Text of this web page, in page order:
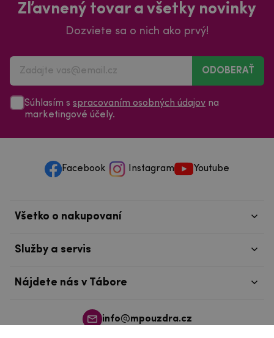
Zľavnený tovar a všetky novinky
Dozviete sa o nich ako prvý!
ODOBERAŤ
Súhlasím s spracovaním osobných údajov na
marketingové účely.
Facebook Instagram Youtube
info@mpouzdra.cz
Všetko o nakupovaní
Služby a servis
Nájdete nás v Tábore